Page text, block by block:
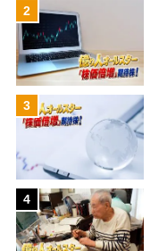
2
3
4